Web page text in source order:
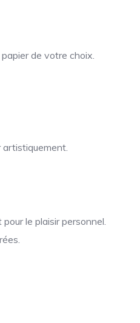
de votre choix.
le plaisir personnel.